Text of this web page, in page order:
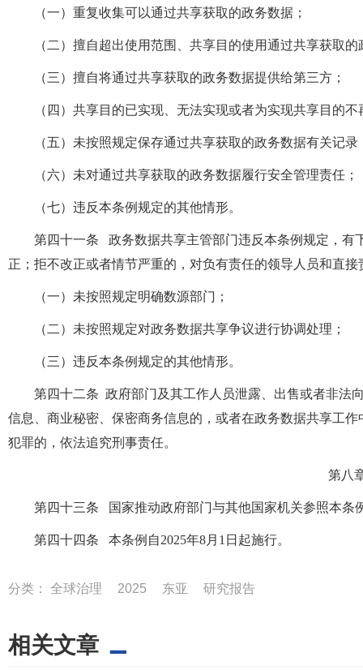
（一）重复收集可以通过共享获取的政务数据；
（二）擅自超出使用范围、共享目的使用通过共享获取的
（三）擅自将通过共享获取的政务数据提供给第三方；
（四）共享目的已实现、无法实现或者为实现共享目的
（五）未按照规定保存通过共享获取的政务数据有关记录
（六）未对通过共享获取的政务数据履行安全管理责任；
（七）违反本条例规定的其他情形。
第四十一条 政务数据共享主管部门违反本条例规定，有
正；拒不改正或者情节严重的，对负有责任的领导人员和直
（一）未按照规定明确数源部门；
（二）未按照规定对政务数据共享争议进行协调处理；
（三）违反本条例规定的其他情形。
第四十二条 政府部门及其工作人员泄露、出售或者非法
信息、商业秘密、保密商务信息的，或者在政务数据共享工
犯罪的，依法追究刑事责任。
第八
第四十三条 国家推动政府部门与其他国家机关参照本条
第四十四条 本条例自2025年8月1日起施行。
分类： 全球治理 2025 东亚 研究报告
相关文章